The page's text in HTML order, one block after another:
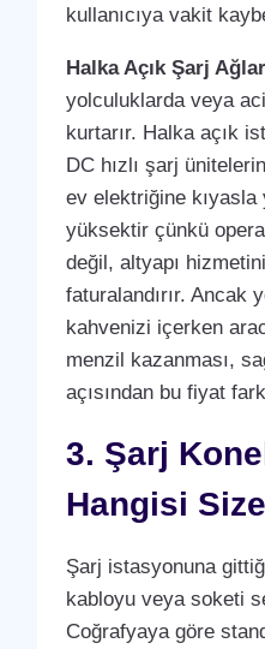
kullanıcıya vakit
Halka Açık Şarj
yolculuklarda veya
kurtarır. Halka açık
DC hızlı şarj
ev elektriğine kıyasla
yüksektir çünkü
değil, altyapı
faturalandırır. Ancak
kahvenizi içerken
menzil kazanması,
açısından bu fiyat
3. Şarj
Hangisi
Şarj istasyonuna
kabloyu veya soketi
Coğrafyaya göre